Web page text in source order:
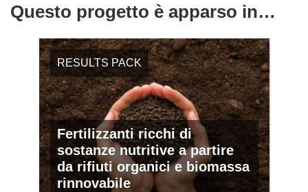
Questo progetto è apparso in…
RESULTS PACK
Fertilizzanti ricchi di
sostanze nutritive a partire
da rifiuti organici e biomassa
rinnovabile